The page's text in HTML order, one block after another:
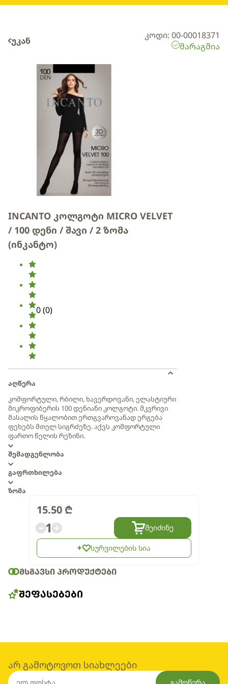
უკან
კოდი: 00-00018371
მარაგშია
INCANTO კოლგოტი MICRO VELVET
/ 100 დენი / შავი / 2 ზომა
(ინკანტო)
0(0)
აღწერა
კომფორტული, რბილი, ხავერდოვანი, ელასტიური
მიკროფიბერის 100 დენიანი კოლგოტი. მკვრივი
მასალის წყალობით ერთგვაროვანად ერგება
ფეხებს მთელ სიგრძეზე. აქვს კომფორტული
ფართო წელის რეზინი.
შემადგენლობა
გაფრთხილება
ზომა
15.50 ₾
1 შეიძინე
სურვილების სია
ᲛᲡᲒᲐᲕᲡᲘ ᲞᲠᲝᲓᲣᲥᲢᲔᲑᲘ
ᲨᲔᲤᲐᲡᲔᲑᲔᲑᲘ
არ გამოტოვოთ სიახლეები